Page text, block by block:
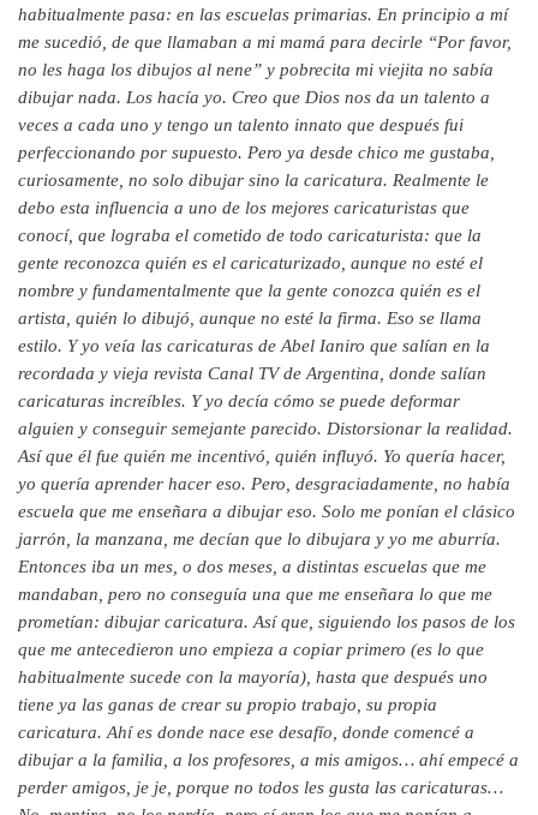
habitualmente pasa: en las escuelas primarias. En principio a mí
me sucedió, de que llamaban a mi mamá para decirle “Por favor,
no les haga los dibujos al nene” y pobrecita mi viejita no sabía
dibujar nada. Los hacía yo. Creo que Dios nos da un talento a
veces a cada uno y tengo un talento innato que después fui
perfeccionando por supuesto. Pero ya desde chico me gustaba,
curiosamente, no solo dibujar sino la caricatura. Realmente le
debo esta influencia a uno de los mejores caricaturistas que
conocí, que lograba el cometido de todo caricaturista: que la
gente reconozca quién es el caricaturizado, aunque no esté el
nombre y fundamentalmente que la gente conozca quién es el
artista, quién lo dibujó, aunque no esté la firma. Eso se llama
estilo. Y yo veía las caricaturas de Abel Ianiro que salían en la
recordada y vieja revista Canal TV de Argentina, donde salían
caricaturas increíbles. Y yo decía cómo se puede deformar
alguien y conseguir semejante parecido. Distorsionar la realidad.
Así que él fue quién me incentivó, quién influyó. Yo quería hacer,
yo quería aprender hacer eso. Pero, desgraciadamente, no había
escuela que me enseñara a dibujar eso. Solo me ponían el clásico
jarrón, la manzana, me decían que lo dibujara y yo me aburría.
Entonces iba un mes, o dos meses, a distintas escuelas que me
mandaban, pero no conseguía una que me enseñara lo que me
prometían: dibujar caricatura. Así que, siguiendo los pasos de los
que me antecedieron uno empieza a copiar primero (es lo que
habitualmente sucede con la mayoría), hasta que después uno
tiene ya las ganas de crear su propio trabajo, su propia
caricatura. Ahí es donde nace ese desafío, donde comencé a
dibujar a la familia, a los profesores, a mis amigos… ahí empecé a
perder amigos, je je, porque no todos les gusta las caricaturas…